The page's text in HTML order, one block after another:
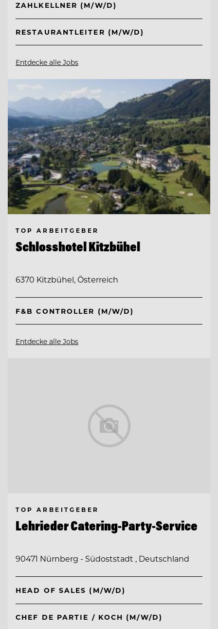
ZAHLKELLNER (M/W/D)
RESTAURANTLEITER (M/W/D)
Entdecke alle Jobs
TOP ARBEITGEBER
Schlosshotel Kitzbühel
6370 Kitzbühel, Österreich
F&B CONTROLLER (M/W/D)
Entdecke alle Jobs
TOP ARBEITGEBER
Lehrieder Catering-Party-Service
90471 Nürnberg - Südoststadt , Deutschland
HEAD OF SALES (M/W/D)
CHEF DE PARTIE / KOCH (M/W/D)